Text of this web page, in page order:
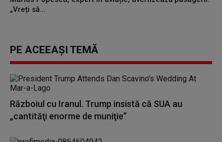
„Vreți să...
PE ACEEAȘI TEMĂ
Războiul cu Iranul. Trump insistă că SUA au
„cantităţi enorme de muniţie”